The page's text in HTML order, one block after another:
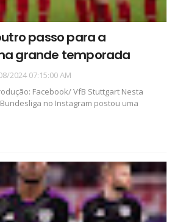
passo para a
grande temporada
2024 07:15:00 AM
Facebook/ VfB Stuttgart Nesta
no Instagram postou uma